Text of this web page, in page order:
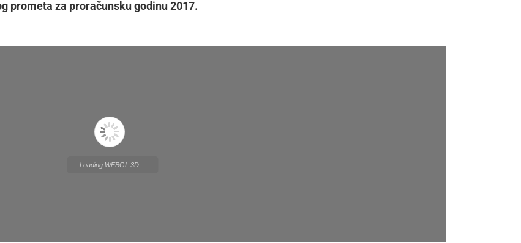
prometa za proračunsku godinu 2017.
Loading WEBGL 3D ...